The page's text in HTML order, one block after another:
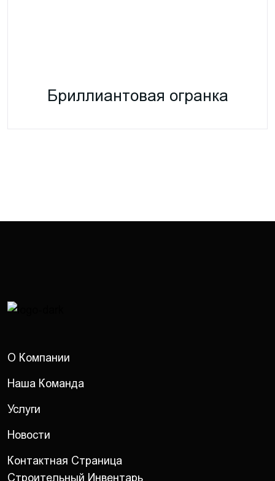
Бриллиантовая огранка
О Компании
Наша Команда
Услуги
Новости
Контактная Страница
Строительный Инвентарь